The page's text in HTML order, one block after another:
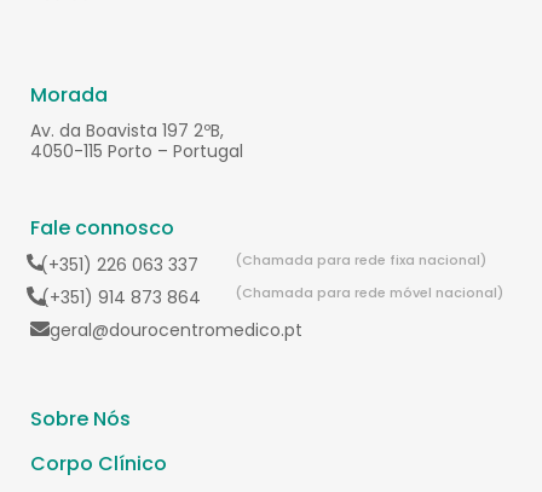
Morada
Av. da Boavista 197 2ºB,
4050-115 Porto – Portugal
Fale connosco
(+351) 226 063 337 (Chamada para rede fixa nacional)
(+351) 914 873 864 (Chamada para rede móvel nacional)
geral@dourocentromedico.pt
Sobre Nós
Corpo Clínico